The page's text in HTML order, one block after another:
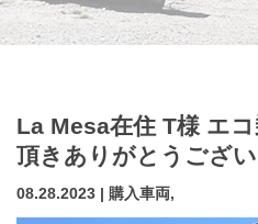
La Mesa在住 T様 エ
頂きありがとうござ
08.28.2023 | 購入車両,